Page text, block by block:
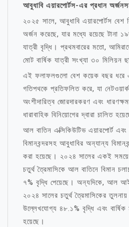
আবুধাবি এয়ারপোর্টস-এর প্রধান
২০২৫ সালে, আবুধাবি এয়ারপোর্টস
অর্জন করেছে, যার মধ্যে রয়েছে টানা
যাত্রী বৃদ্ধি। প্রথমবারের মতো,
মোট বার্ষিক যাত্রী সংখ্যা ৩০ মিলিয়ন
এই ফলাফলগুলো বেশ কয়েক বছর ধরে
গতিপথকে প্রতিফলিত করে, যা
অংশীদারিত্ব জোরদারকরণ এবং
ধারাবাহিক বিনিয়োগের দ্বারা চালিত
আল বাতিন এক্সিকিউটিভ এয়ারপোর্ট
বিমানবন্দরসহ আবুধাবির অন্যান্য
করা হয়েছে। ২০২৪ সালের একই
চতুর্থ ত্রৈমাসিকে আল বাতিনে বিমান
৭% বৃদ্ধি পেয়েছে। অন্যদিকে, আল
২০২৪ সালের চতুর্থ ত্রৈমাসিকের তুলনায়
উল্লেখযোগ্য ৪৮.১% বৃদ্ধি এবং বার্ষিক
হয়েছে।